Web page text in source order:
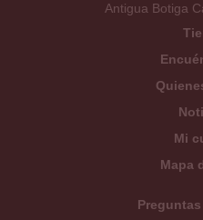
Antigua Botiga
Mi
Mapa